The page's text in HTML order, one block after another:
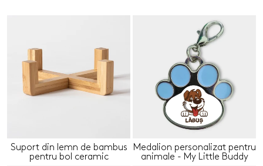
Suport din lemn de bambus
pentru bol ceramic
Medalion personalizat pentru
animale - My Little Buddy